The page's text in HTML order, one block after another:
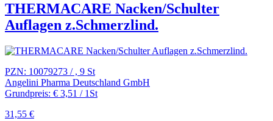
THERMACARE Nacken/Schulter
Auflagen z.Schmerzlind.
PZN: 10079273 / , 9 St
Angelini Pharma Deutschland GmbH
Grundpreis: € 3,51 / 1St
31,55 €